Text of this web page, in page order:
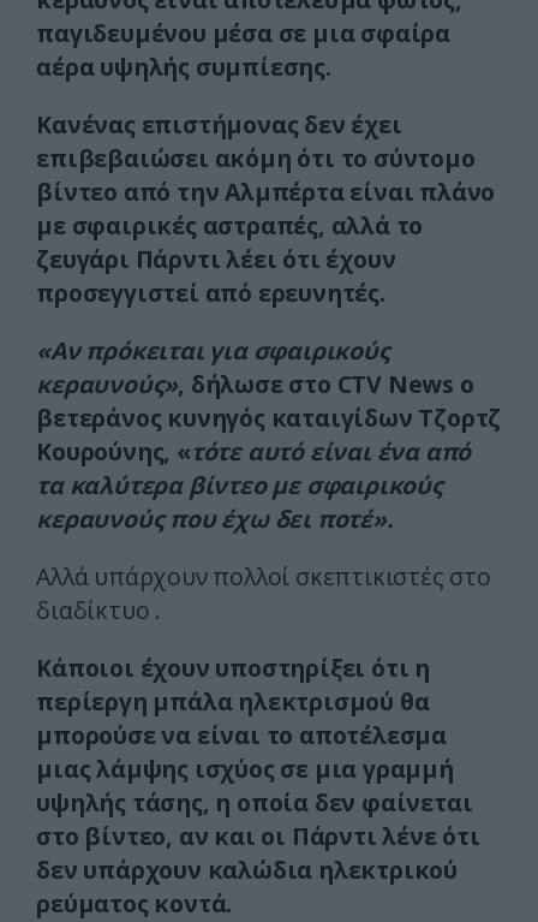
παγιδευμένου μέσα σε μια σφαίρα
αέρα υψηλής συμπίεσης.
Κανένας επιστήμονας δεν έχει
επιβεβαιώσει ακόμη ότι το σύντομο
βίντεο από την Αλμπέρτα είναι πλάνο
με σφαιρικές αστραπές, αλλά το
ζευγάρι Πάρντι λέει ότι έχουν
προσεγγιστεί από ερευνητές.
«Αν πρόκειται για σφαιρικούς
κεραυνούς», δήλωσε στο CTV News ο
βετεράνος κυνηγός καταιγίδων Τζορτζ
Κουρούνης, «τότε αυτό είναι ένα από
τα καλύτερα βίντεο με σφαιρικούς
κεραυνούς που έχω δει ποτέ».
Αλλά υπάρχουν πολλοί σκεπτικιστές στο
διαδίκτυο .
Κάποιοι έχουν υποστηρίξει ότι η
περίεργη μπάλα ηλεκτρισμού θα
μπορούσε να είναι το αποτέλεσμα
μιας λάμψης ισχύος σε μια γραμμή
υψηλής τάσης, η οποία δεν φαίνεται
στο βίντεο, αν και οι Πάρντι λένε ότι
δεν υπάρχουν καλώδια ηλεκτρικού
ρεύματος κοντά.